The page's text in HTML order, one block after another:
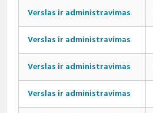
Verslas ir administravimas
Verslas ir administravimas
Verslas ir administravimas
Verslas ir administravimas